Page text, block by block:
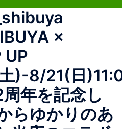
ル
メ
ニ
ュ
ー
×
UP
)-8/21(日
年を記念し
らゆかりのあ